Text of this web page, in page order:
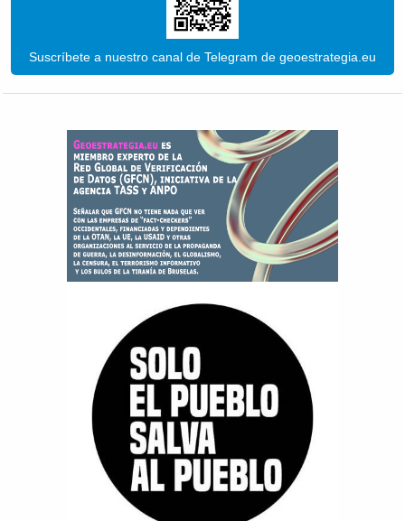
Suscríbete a nuestro canal de Telegram de geoestrategia.eu